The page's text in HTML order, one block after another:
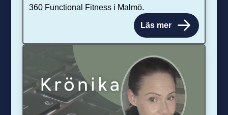
360 Functional Fitness i Malmö.
Läs mer